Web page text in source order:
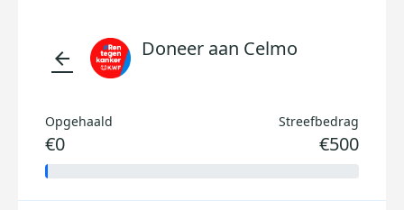
arrow_back Doneer aan Celmo
Opgehaald
€0
Streefbedrag
€500